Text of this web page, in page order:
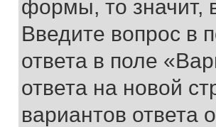
формы, то значит,
Введите вопрос в
ответа в поле
ответа на новой
вариантов ответа